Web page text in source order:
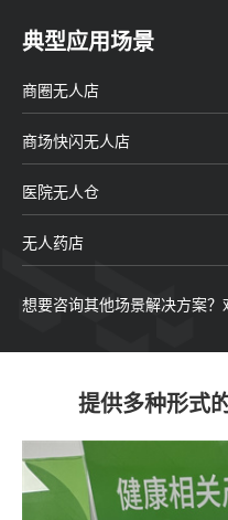
典型应用场景
商圈无人店
商场快闪无人店
医院无人仓
无人药店
想要咨询其他场景解决方案？
提供多种形式